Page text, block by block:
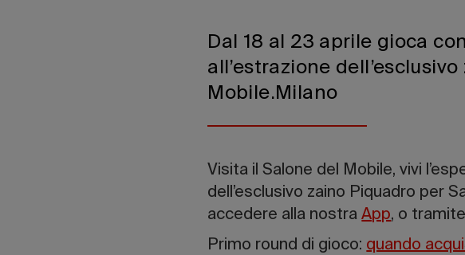
Dal 18 al 23 aprile gioca
all’estrazione
Mobile.Milano
Visita il Salone del Mobile, vivi
dell’esclusivo zaino Piquadro per
accedere alla nostraApp, o
Primo round di gioco: quando